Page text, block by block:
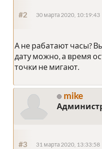
#2 30 марта 2020, 10:19:43
А не рабатают часы?
дату можно, а время
точки не мигают.
mike
#3 31 марта 2020, 13:33:58